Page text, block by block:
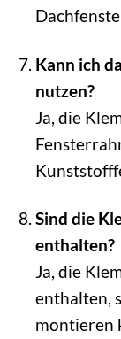
Kann ich
nutzen?
Ja, die
Sind die
enthalten?
Ja, die
enthalten,
montieren